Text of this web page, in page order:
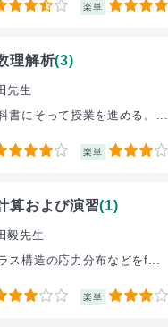
楽単 4
理解析(3)
先生
書にそって授業を進める。...
楽単 3
算および演習(1)
毅先生
ス構造の応力分布などをf...
楽単 3